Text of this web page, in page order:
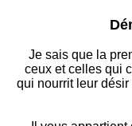
Je sais que la
ceux et celles qui
qui nourrit leur